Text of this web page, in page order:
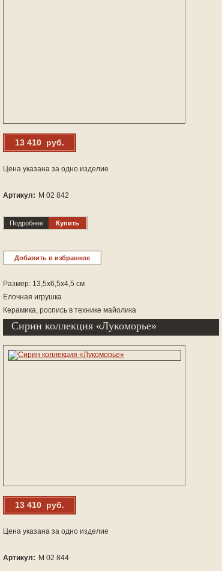
13 410 руб.
Цена указана за одно изделие
Артикул: М 02 842
Подробнее Купить
Добавить в избранное
Размер: 13,5х6,5х4,5 см
Елочная игрушка
Керамика, роспись в технике майолика
Сирин коллекция «Лукоморье»
13 410 руб.
Цена указана за одно изделие
Артикул: М 02 844